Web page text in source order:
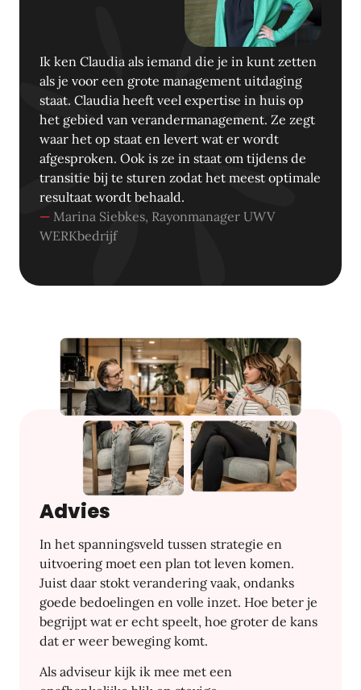
Ik ken Claudia als iemand die je in kunt zetten
als je voor een grote management uitdaging
staat. Claudia heeft veel expertise in huis op
het gebied van verandermanagement. Ze zegt
waar het op staat en levert wat er wordt
afgesproken. Ook is ze in staat om tijdens de
transitie bij te sturen zodat het meest optimale
resultaat wordt behaald.
— Marina Siebkes, Rayonmanager UWV
WERKbedrijf
Advies
In het spanningsveld tussen strategie en
uitvoering moet een plan tot leven komen.
Juist daar stokt verandering vaak, ondanks
goede bedoelingen en volle inzet. Hoe beter je
begrijpt wat er echt speelt, hoe groter de kans
dat er weer beweging komt.
Als adviseur kijk ik mee met een